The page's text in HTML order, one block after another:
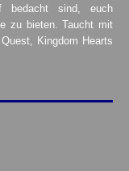
bedacht sind, euch
zu bieten. Taucht mit
Kingdom Hearts